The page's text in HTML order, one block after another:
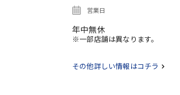
営業日
年中無休
※一部店舗は異なります。
その他詳しい情報はコチラ